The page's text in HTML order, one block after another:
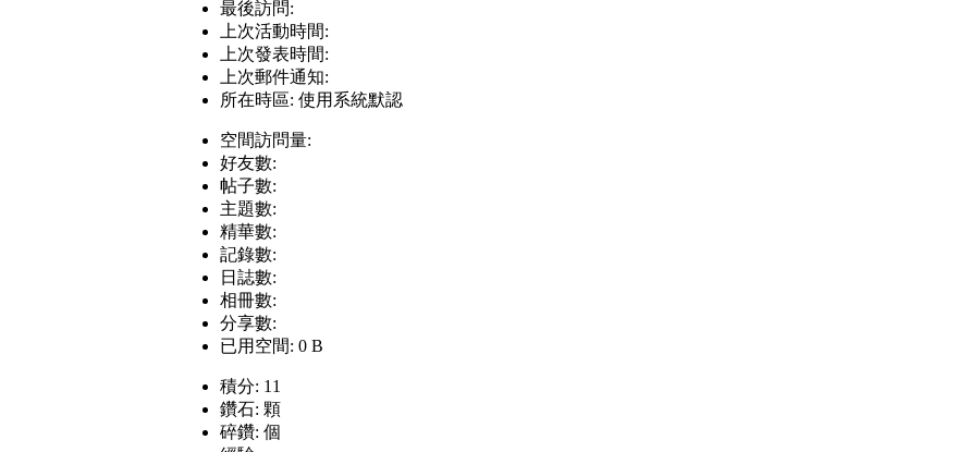
最後訪問:
上次活動時間:
上次發表時間:
上次郵件通知:
所在時區: 使用系統默認
空間訪問量:
好友數:
帖子數:
主題數:
精華數:
記錄數:
日誌數:
相冊數:
分享數:
已用空間: 0 B
積分: 11
鑽石: 顆
碎鑽: 個